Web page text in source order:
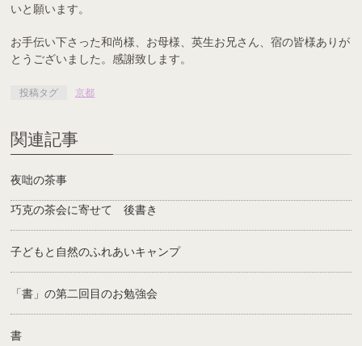
いと願います。
お手伝い下さった和尚様、お母様、英生お兄さん、宿の皆様ありが
とうございました。感謝致します。
投稿タグ 京都
関連記事
夜咄の茶事
巧克の茶会に寄せて 後書き
子どもと自然のふれあいキャンプ
「書」の第二回目のお勉強会
書